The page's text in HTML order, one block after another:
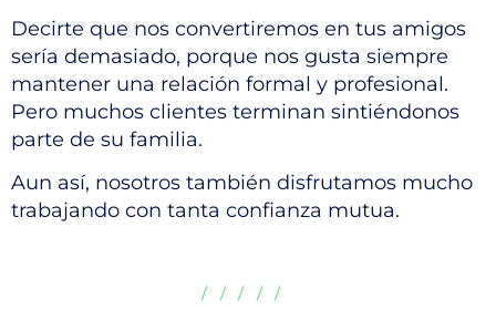
Decirte que nos convertiremos en tus amigos
sería demasiado, porque nos gusta siempre
mantener una relación formal y profesional.
Pero muchos clientes terminan sintiéndonos
parte de su familia.
Aun así, nosotros también disfrutamos mucho
trabajando con tanta confianza mutua.
/////